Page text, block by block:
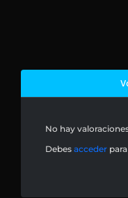
No hay
Debes acceder